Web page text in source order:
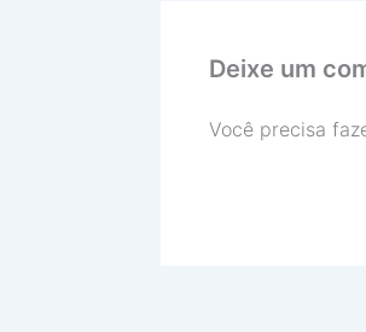
Deixe um
Você precisa